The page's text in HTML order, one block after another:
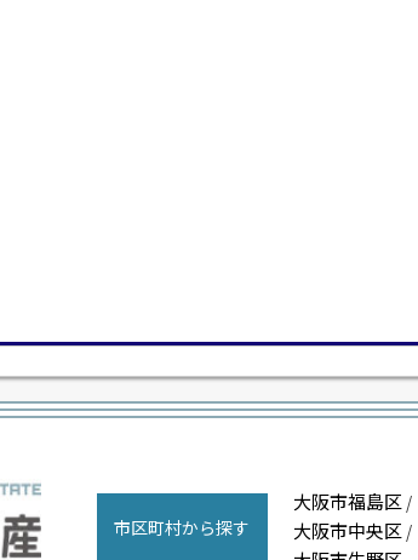
市区町村から探す
大阪市福島区 /
大阪市中央区 /